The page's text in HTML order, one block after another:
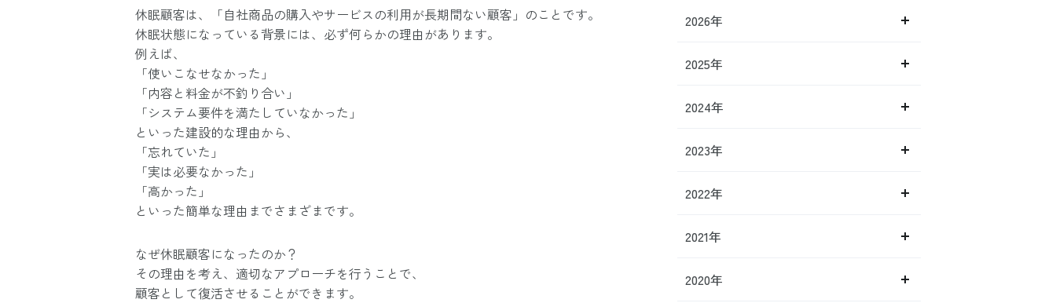
休眠顧客は、「自社商品の購入やサービスの利用が長期間ない顧客」のことです。
休眠状態になっている背景には、必ず何らかの理由があります。
例えば、
「使いこなせなかった」
「内容と料金が不釣り合い」
「システム要件を満たしていなかった」
といった建設的な理由から、
「忘れていた」
「実は必要なかった」
「高かった」
といった簡単な理由までさまざまです。
なぜ休眠顧客になったのか？
その理由を考え、適切なアプローチを行うことで、
顧客として復活させることができます。
2026年
2025年
2024年
2023年
2022年
2021年
2020年